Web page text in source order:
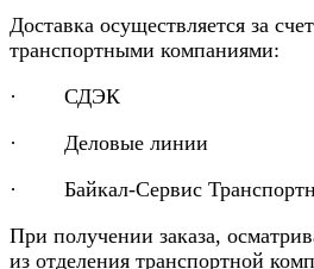
Доставка осуществляется за
транспортными компаниями:
· СДЭК
· Деловые линии
· Байкал-Сервис
При получении заказа,
из отделения транспортной